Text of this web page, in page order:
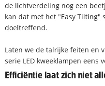
de lichtverdeling nog een
kan dat met het "Easy Tilting"
doeltreffend.
Laten we de talrijke feiten en
serie LED kweeklampen eens
Efficiëntie laat zich niet